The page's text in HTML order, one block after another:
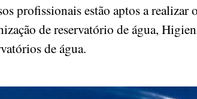
profissionais estão aptos a realizar
de reservatório de água,
de água.